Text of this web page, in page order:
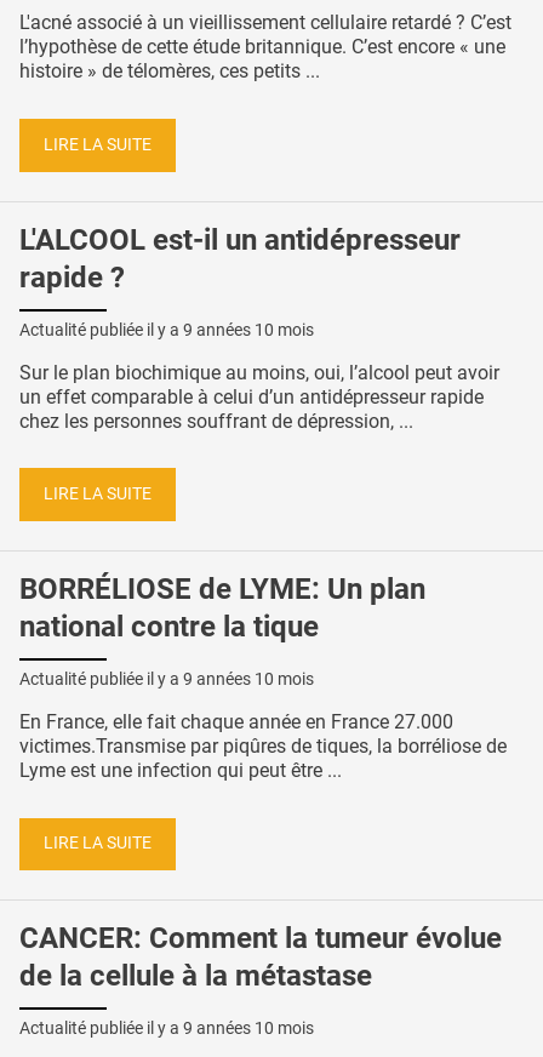
L'acné associé à un vieillissement cellulaire retardé ? C’est
l’hypothèse de cette étude britannique. C’est encore « une
histoire » de télomères, ces petits ...
LIRE LA SUITE
L'ALCOOL est-il un antidépresseur
rapide ?
Actualité publiée il y a 9 années 10 mois
Sur le plan biochimique au moins, oui, l’alcool peut avoir
un effet comparable à celui d’un antidépresseur rapide
chez les personnes souffrant de dépression, ...
LIRE LA SUITE
BORRÉLIOSE de LYME: Un plan
national contre la tique
Actualité publiée il y a 9 années 10 mois
En France, elle fait chaque année en France 27.000
victimes.Transmise par piqûres de tiques, la borréliose de
Lyme est une infection qui peut être ...
LIRE LA SUITE
CANCER: Comment la tumeur évolue
de la cellule à la métastase
Actualité publiée il y a 9 années 10 mois